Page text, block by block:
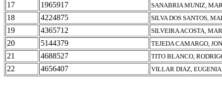
17 1965917 SANABRIA MUNIZ,
18 4224875 SILVA DOS SANTOS,
19 4365712 SILVEIRA ACOSTA,
20 5144379 TEJEDA CAMARGO,
21 4688527 TITO BLANCO,
22 4656407 VILLAR DIAZ, EUGENIA